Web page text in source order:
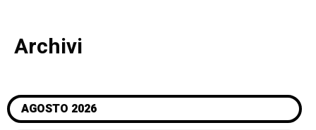
Archivi
AGOSTO 2026